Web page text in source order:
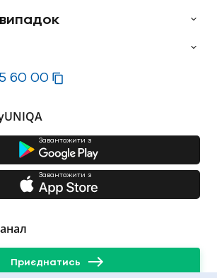
60 00
Завантажити з
Завантажити з
Приєднатись